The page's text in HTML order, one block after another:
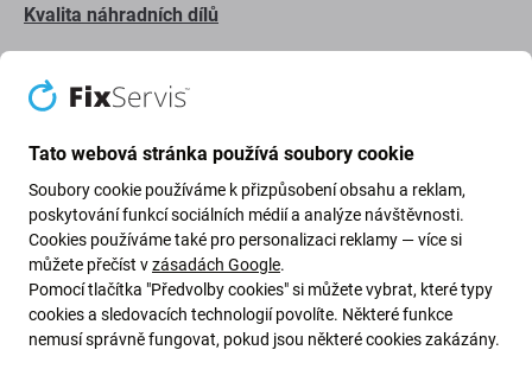
Kvalita náhradních dílů
díl, tj. dodaný výrobcem zařízení Samsung. Náhradní díl je
který je v zařízení z výroby. Chcete-li se dozvědět více o
kvalitě, přečtěte si náš blog, kde se kvalitě podrobněji
věnujeme.
Montáž a tipy:
Pro montáž nebo demontáž je potřeba speciální
nářadí, které naleznete v naší nabídce
Tato webová stránka používá soubory cookie
Soubory cookie používáme k přizpůsobení obsahu a reklam,
poskytování funkcí sociálních médií a analýze návštěvnosti.
Cookies používáme také pro personalizaci reklamy — více si
můžete přečíst vzásadách Google.
Pomocí tlačítka "Předvolby cookies" si můžete vybrat, které typy
cookies a sledovacích technologií povolíte. Některé funkce
nemusí správně fungovat, pokud jsou některé cookies zakázány.